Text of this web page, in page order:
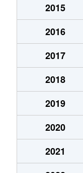
2015
2016
2017
2018
2019
2020
2021